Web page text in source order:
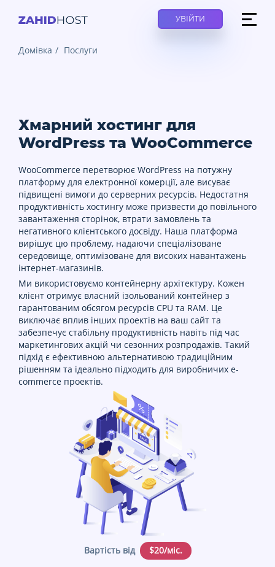
УВІЙТИ
Домівка Послуги
Хмарний хостинг для
WordPress та WooCommerce
WooCommerce перетворює WordPress на потужну
платформу для електронної комерції, але висуває
підвищені вимоги до серверних ресурсів. Недостатня
продуктивність хостингу може призвести до повільного
завантаження сторінок, втрати замовлень та
негативного клієнтського досвіду. Наша платформа
вирішує цю проблему, надаючи спеціалізоване
середовище, оптимізоване для високих навантажень
інтернет-магазинів.
Ми використовуємо контейнерну архітектуру. Кожен
клієнт отримує власний ізольований контейнер з
гарантованим обсягом ресурсів CPU та RAM. Це
виключає вплив інших проектів на ваш сайт та
забезпечує стабільну продуктивність навіть під час
маркетингових акцій чи сезонних розпродажів. Такий
підхід є ефективною альтернативою традиційним
рішенням та ідеально підходить для виробничих e-
commerce проектів.
Вартість від $20/міс.